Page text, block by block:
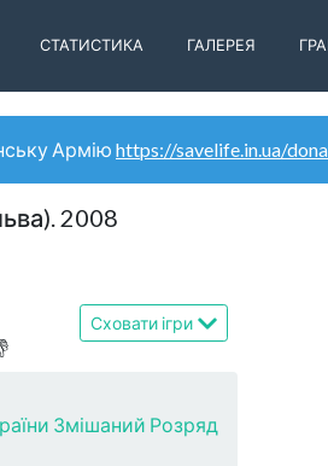
СТАТИСТИКА ГАЛЕРЕЯ
Армію https://savelife.in.ua/
2008
Сховати ігри
Змішаний Розряд